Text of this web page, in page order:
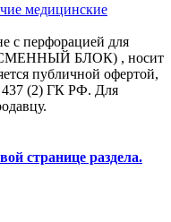
медицинские
с перфорацией для
(CМЕННЫЙ БЛОК) , носит
публичной офертой,
437 (2) ГК РФ. Для
странице раздела.